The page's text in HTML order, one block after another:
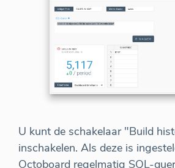
U kunt de schakelaar "Build
inschakelen. Als deze is
Octoboard regelmatig SQL-